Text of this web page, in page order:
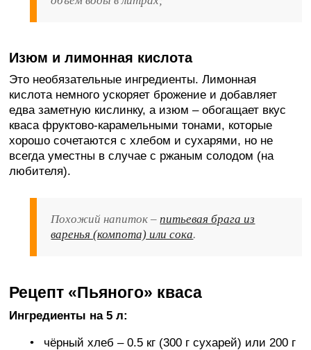
Изюм и лимонная кислота
Это необязательные ингредиенты. Лимонная
кислота немного ускоряет брожение и добавляет
едва заметную кислинку, а изюм – обогащает вкус
кваса фруктово-карамельными тонами, которые
хорошо сочетаются с хлебом и сухарями, но не
всегда уместны в случае с ржаным солодом (на
любителя).
Похожий напиток –питьевая брага из
варенья (компота) или сока.
Рецепт «Пьяного» кваса
Ингредиенты на 5 л:
чёрный хлеб – 0.5 кг (300 г сухарей) или 200 г